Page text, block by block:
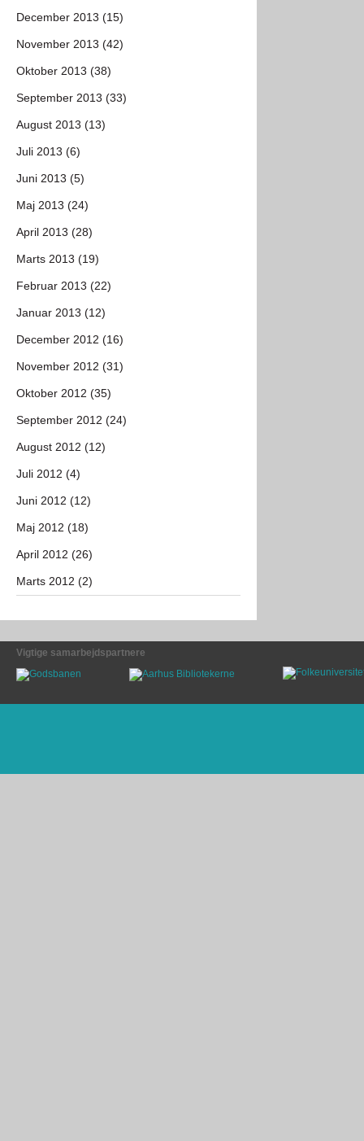
December 2013 (15)
November 2013 (42)
Oktober 2013 (38)
September 2013 (33)
August 2013 (13)
Juli 2013 (6)
Juni 2013 (5)
Maj 2013 (24)
April 2013 (28)
Marts 2013 (19)
Februar 2013 (22)
Januar 2013 (12)
December 2012 (16)
November 2012 (31)
Oktober 2012 (35)
September 2012 (24)
August 2012 (12)
Juli 2012 (4)
Juni 2012 (12)
Maj 2012 (18)
April 2012 (26)
Marts 2012 (2)
Vigtige samarbejdspartnere